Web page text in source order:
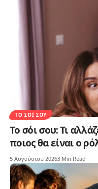
ΤΟ ΣΌΙ ΣΟΥ
Το σόι σου: Τι
ποιος θα είναι ο
5 Αυγούστου 20263 Min Read